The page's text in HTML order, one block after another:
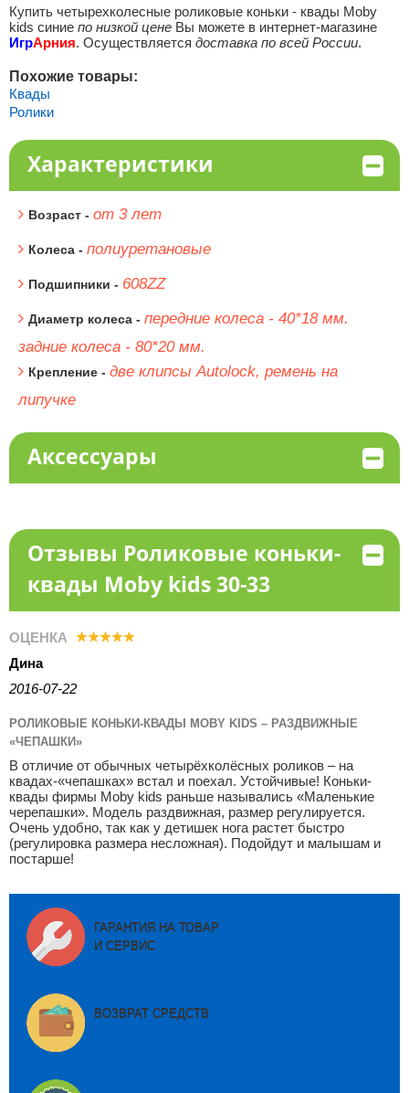
Купить четырехколесные роликовые коньки - квады Moby
kids синие по низкой ценеВы можете в интернет-магазине
ИгрАрния. Осуществляется доставка по всей России.
Похожие товары:
Квады
Ролики
Характеристики
Возраст - от 3 лет
Колеса - полиуретановые
Подшипники - 608ZZ
Диаметр колеса - передние колеса - 40*18 мм.
задние колеса - 80*20 мм.
Крепление - две клипсы Autolock, ремень на
липучке
Аксессуары
Отзывы Роликовые коньки-
квады Moby kids 30-33
ОЦЕНКА
Дина
2016-07-22
РОЛИКОВЫЕ КОНЬКИ-КВАДЫ MOBY KIDS – РАЗДВИЖНЫЕ
«ЧЕПАШКИ»
В отличие от обычных четырёхколёсных роликов – на
квадах-«чепашках» встал и поехал. Устойчивые! Коньки-
квады фирмы Moby kids раньше назывались «Маленькие
черепашки». Модель раздвижная, размер регулируется.
Очень удобно, так как у детишек нога растет быстро
(регулировка размера несложная). Подойдут и малышам и
постарше!
ГАРАНТИЯ НА ТОВАР
И СЕРВИС
ВОЗВРАТ СРЕДСТВ